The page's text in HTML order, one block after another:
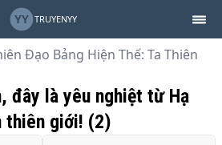
YY TRUYENYY
Đạo Bảng Hiện Thế: Ta Thiên
đây là yêu nghiệt từ Hạ
thiên giới! (2)